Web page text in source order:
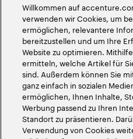
2026Accenture. Alle Rechte
Willkommen auf
verwenden wir Cookies, um
ermöglichen, relevantere
bereitzustellen und um Ihre
Website zu optimieren.
ermitteln, welche Artikel für
sind. Außerdem können Sie
ganz einfach in sozialen
ermöglichen, Ihnen Inhalte,
Werbung passend zu Ihren
Standort zu präsentieren.
Verwendung von Cookies